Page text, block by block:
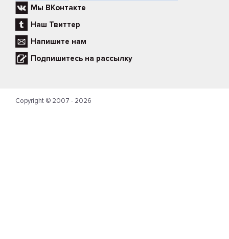
Мы ВКонтакте
Наш Твиттер
Напишите нам
Подпишитесь на рассылку
Copyright © 2007 - 2026